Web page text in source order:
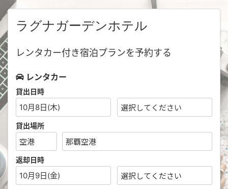
ラグナガーデンホテル
レンタカー付き宿泊プランを予約する
レンタカー
貸出日時
10月8日(木)
貸出場所
返却日時
10月9日(金)